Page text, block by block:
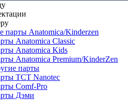
парты Anatomica/Kinderzen
Anatomica Classic
Anatomica Kids
Anatomica Premium/KinderZen
парты
TCT Nanotec
Comf-Pro
Дэми